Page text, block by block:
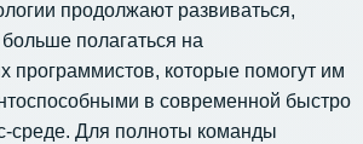
продолжают развиваться,
полагаться на
программистов, которые помогут им
в современной быстро
среде. Для полноты команды